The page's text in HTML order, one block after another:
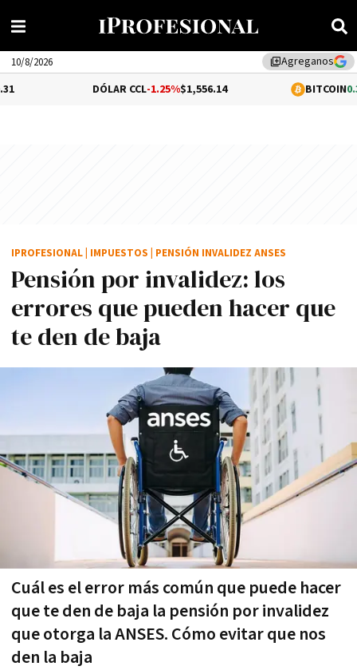
library_addAgreganos
10/8/2026
-1.25%$1,556.14 0.37%
Pensión por invalidez: los
errores que pueden hacer que
te den de baja
Cuál es el error más común que puede hacer
que te den de baja la pensión por invalidez
que otorga la ANSES. Cómo evitar que nos
den la baja
IPROFESIONAL IMPUESTOS PENSIÓN INVALIDEZ ANSES